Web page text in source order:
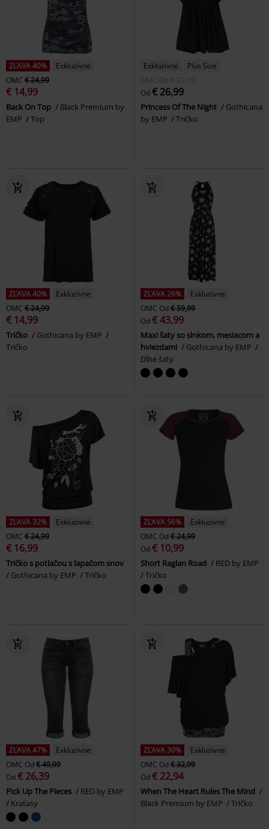
ZĽAVA 40%
Exkluzívne
OMC € 24,99
€ 14,99
Back On Top
Black Premium by
EMP
Top
Exkluzívne
Plus Size
OMC Od € 29,99
Od € 26,99
Princess Of The Night
Gothicana
by EMP
Tričko
ZĽAVA 40%
Exkluzívne
OMC € 24,99
€ 14,99
Tričko
Gothicana by EMP
Tričko
ZĽAVA 26%
Exkluzívne
OMC Od € 59,99
Od € 43,99
Maxi šaty so slnkom, mesiacom a
hviezdami
Gothicana by EMP
Dlhé šaty
ZĽAVA 32%
Exkluzívne
OMC € 24,99
€ 16,99
Tričko s potlačou s lapačom snov
Gothicana by EMP
Tričko
ZĽAVA 56%
Exkluzívne
OMC Od € 24,99
Od € 10,99
Short Raglan Road
RED by EMP
Tričko
ZĽAVA 47%
Exkluzívne
OMC Od € 49,99
Od € 26,39
Pick Up The Pieces
RED by EMP
Kraťasy
ZĽAVA 30%
Exkluzívne
OMC Od € 32,99
Od € 22,94
When The Heart Rules The Mind
Black Premium by EMP
Tričko